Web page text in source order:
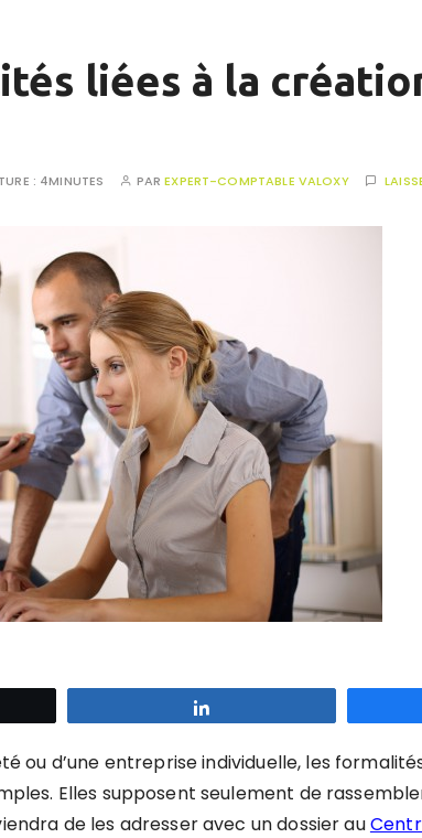
liées à la
: 4MINUTES PAREXPERT-COMPTABLE VALOXY
ou d’une entreprise individuelle, les
Elles supposent seulement de
de les adresser avec un dossier au